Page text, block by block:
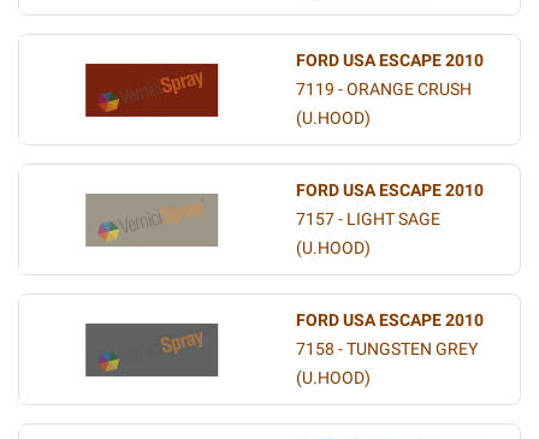
FORD USA ESCAPE 2010
7119 - ORANGE CRUSH
(U.HOOD)
FORD USA ESCAPE 2010
7157 - LIGHT SAGE
(U.HOOD)
FORD USA ESCAPE 2010
7158 - TUNGSTEN GREY
(U.HOOD)